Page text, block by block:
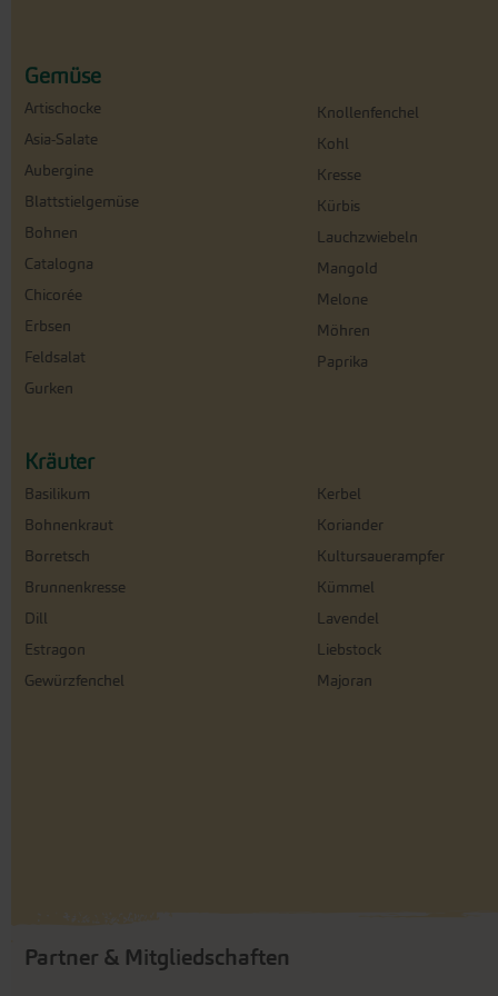
Gemüse
Artischocke
Asia-Salate
Aubergine
Blattstielgemüse
Bohnen
Catalogna
Chicorée
Erbsen
Feldsalat
Gurken
Knollenfenchel
Kohl
Kresse
Kürbis
Lauchzwiebeln
Mangold
Melone
Möhren
Paprika
Kräuter
Basilikum
Bohnenkraut
Borretsch
Brunnenkresse
Dill
Estragon
Gewürzfenchel
Kerbel
Koriander
Kultursauerampfer
Kümmel
Lavendel
Liebstock
Majoran
Partner & Mitgliedschaften